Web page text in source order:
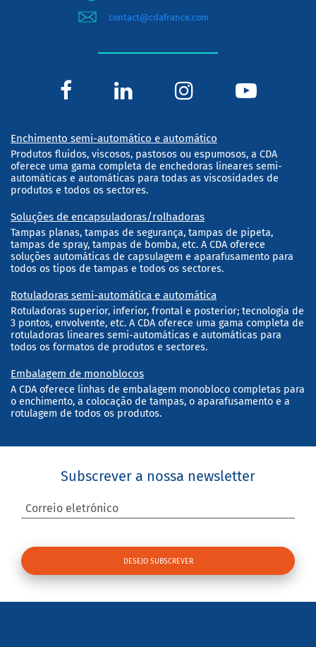
contact@cdafrance.com
Enchimento semi-automático e automático
Produtos fluidos, viscosos, pastosos ou espumosos, a CDA
oferece uma gama completa de enchedoras lineares semi-
automáticas e automáticas para todas as viscosidades de
produtos e todos os sectores.
Soluções de encapsuladoras/rolhadoras
Tampas planas, tampas de segurança, tampas de pipeta,
tampas de spray, tampas de bomba, etc. A CDA oferece
soluções automáticas de capsulagem e aparafusamento para
todos os tipos de tampas e todos os sectores.
Rotuladoras semi-automática e automática
Rotuladoras superior, inferior, frontal e posterior; tecnologia de
3 pontos, envolvente, etc. A CDA oferece uma gama completa de
rotuladoras lineares semi-automáticas e automáticas para
todos os formatos de produtos e sectores.
Embalagem de monoblocos
A CDA oferece linhas de embalagem monobloco completas para
o enchimento, a colocação de tampas, o aparafusamento e a
rotulagem de todos os produtos.
Subscrever a nossa newsletter
Correio eletrónico